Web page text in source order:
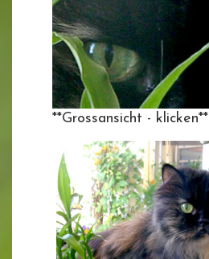
**Grossansicht - klicken**